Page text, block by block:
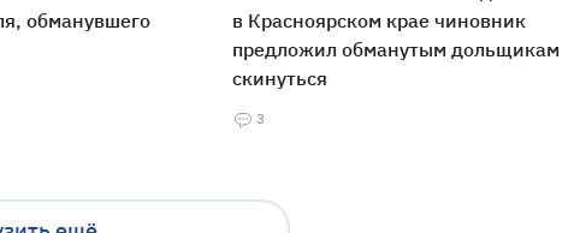
обманувшего
в Красноярском крае чиновник
предложил обманутым дольщикам
скинуться
3